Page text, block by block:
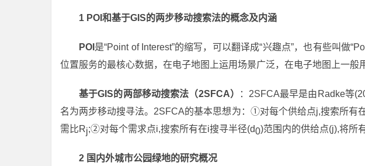
1 POI和基于GIS的两步移动搜索法的概念及内涵
POI 是“Point of Interest”的缩写，可以翻译成“兴趣点”，也有些叫做
位置服务的最核心数据，在电子地图上运用场景广泛，在电子地图上一般
基于GIS的两部移动搜索法（2SFCA）
：2SFCA最早是由Radke等
名为两步移动搜寻法。2SFCA的基本思想为：①对每个供给点j,搜索所有
需比Rj;②对每个需求点i,搜索所有在i搜寻半径(d0)范围内的供给点(j),将所
2 国内外城市公园绿地的研究概况